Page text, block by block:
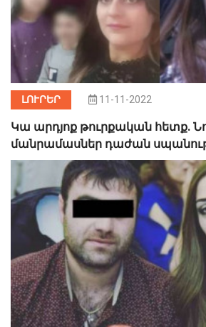
ԼՈՒՐԵՐ 11-11-2022
Կա արդյոք թուրքական հետք.
մանրամասներ դաժան